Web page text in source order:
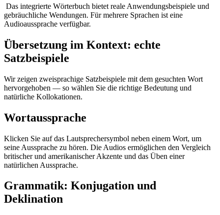
Das integrierte Wörterbuch bietet reale Anwendungsbeispiele und
gebräuchliche Wendungen. Für mehrere Sprachen ist eine
Audioaussprache verfügbar.
Übersetzung im Kontext: echte
Satzbeispiele
Wir zeigen zweisprachige Satzbeispiele mit dem gesuchten Wort
hervorgehoben — so wählen Sie die richtige Bedeutung und
natürliche Kollokationen.
Wortaussprache
Klicken Sie auf das Lautsprechersymbol neben einem Wort, um
seine Aussprache zu hören. Die Audios ermöglichen den Vergleich
britischer und amerikanischer Akzente und das Üben einer
natürlichen Aussprache.
Grammatik: Konjugation und
Deklination